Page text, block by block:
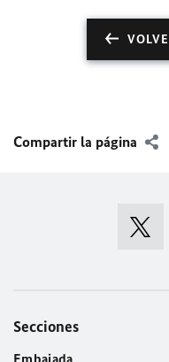
Compartir la página
Secciones